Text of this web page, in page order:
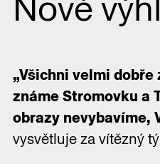
„Všichni velmi
známe Stromovku a
obrazy nevybavíme,
vysvětluje za vítězný